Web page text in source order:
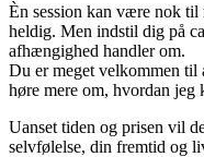
Èn session kan være nok til
heldig. Men indstil dig på
afhængighed handler om.
Du er meget velkommen
høre mere om, hvordan
Uanset tiden og prisen vil
selvfølelse, din fremtid og